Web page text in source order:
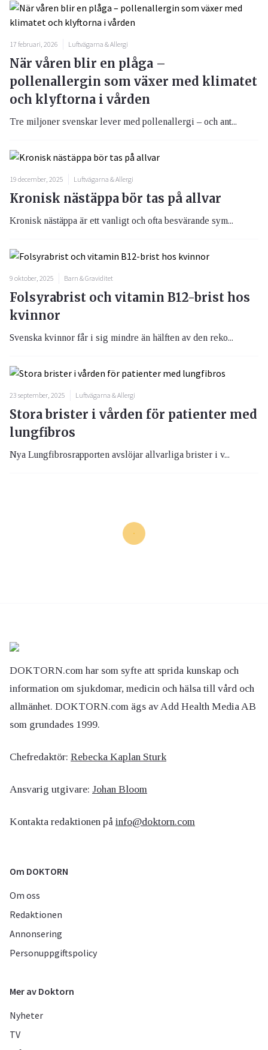
17 februari, 2026 Luftvägarna & Allergi
När våren blir en plåga –
pollenallergin som växer med klimatet
och klyftorna i vården
Tre miljoner svenskar lever med pollenallergi – och ant...
19 december, 2025 Luftvägarna & Allergi
Kronisk nästäppa bör tas på allvar
Kronisk nästäppa är ett vanligt och ofta besvärande sym...
9 oktober, 2025 Barn & Graviditet
Folsyrabrist och vitamin B12-brist hos
kvinnor
Svenska kvinnor får i sig mindre än hälften av den reko...
23 september, 2025 Luftvägarna & Allergi
Stora brister i vården för patienter med
lungfibros
Nya Lungfibrosrapporten avslöjar allvarliga brister i v...
DOKTORN.com har som syfte att sprida kunskap och
information om sjukdomar, medicin och hälsa till vård och
allmänhet. DOKTORN.com ägs av Add Health Media AB
som grundades 1999.
Chefredaktör: Rebecka Kaplan Sturk
Ansvarig utgivare: Johan Bloom
Kontakta redaktionen på info@doktorn.com
Om DOKTORN
Om oss
Redaktionen
Annonsering
Personuppgiftspolicy
Mer av Doktorn
Nyheter
TV